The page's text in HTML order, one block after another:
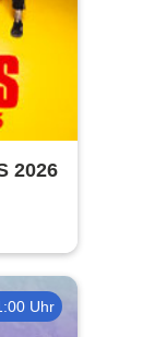
2026
Uhr